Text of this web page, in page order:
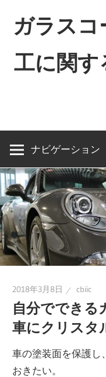
ガラス
工に関す
ナビゲーション
2018年3月8日 cbiic
自分でできる
車にクリスタ
車の塗装面を保護し
おきたい。